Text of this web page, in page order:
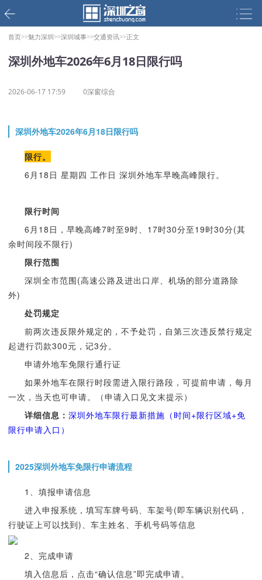
首页>>魅力深圳>>深圳城事>>交通资讯>>正文
深圳外地车2026年6月18日限行吗
2026-06-17 17:59 0深窗综合
深圳外地车2026年6月18日限行吗
限行。
6月18日 星期四 工作日 深圳外地车早晚高峰限行。
限行时间
6月18日，早晚高峰7时至9时、17时30分至19时30分(其
余时间段不限行)
限行范围
深圳全市范围(高速公路及进出口岸、机场的部分道路除
外)
处罚规定
前两次违反限外规定的，不予处罚，自第三次违反禁行规定
起进行罚款300元，记3分。
申请外地车免限行通行证
如果外地车在限行时段需进入限行路段，可提前申请，每月
一次，当天也可申请。（申请入口见文末提示）
详细信息： 深圳外地车限行最新措施（时间+限行区域+免
限行申请入口）
2025深圳外地车免限行申请流程
1、填报申请信息
进入申报系统，填写车牌号码、车架号(即车辆识别代码，
行驶证上可以找到)、车主姓名、手机号码等信息
2、完成申请
填入信息后，点击“确认信息”即完成申请。